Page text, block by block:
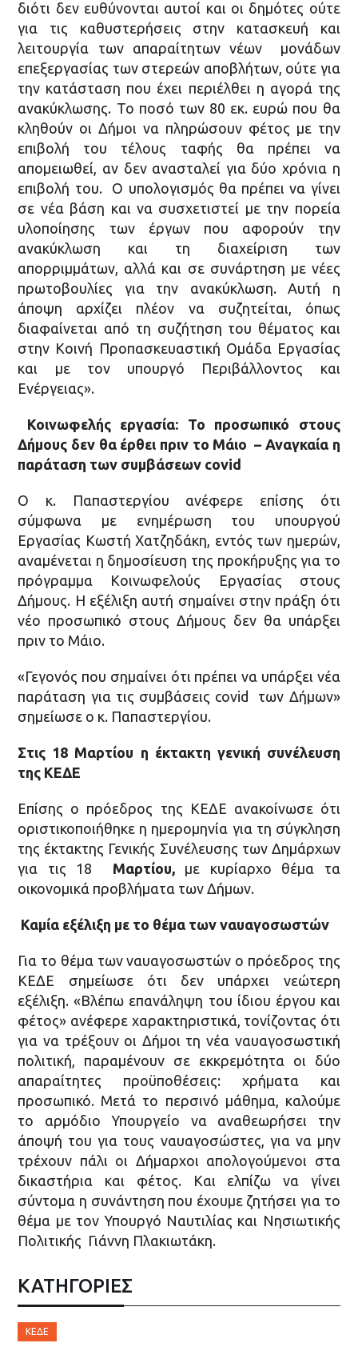
διότι δεν ευθύνονται αυτοί και οι δημότες ούτε
για τις καθυστερήσεις στην κατασκευή και
λειτουργία των απαραίτητων νέων μονάδων
επεξεργασίας των στερεών αποβλήτων, ούτε για
την κατάσταση που έχει περιέλθει η αγορά της
ανακύκλωσης. Το ποσό των 80 εκ. ευρώ που θα
κληθούν οι Δήμοι να πληρώσουν φέτος με την
επιβολή του τέλους ταφής θα πρέπει να
απομειωθεί, αν δεν ανασταλεί για δύο χρόνια η
επιβολή του. Ο υπολογισμός θα πρέπει να γίνει
σε νέα βάση και να συσχετιστεί με την πορεία
υλοποίησης των έργων που αφορούν την
ανακύκλωση και τη διαχείριση των
απορριμμάτων, αλλά και σε συνάρτηση με νέες
πρωτοβουλίες για την ανακύκλωση. Αυτή η
άποψη αρχίζει πλέον να συζητείται, όπως
διαφαίνεται από τη συζήτηση του θέματος και
στην Κοινή Προπασκευαστική Ομάδα Εργασίας
και με τον υπουργό Περιβάλλοντος και
Ενέργειας».
Κοινωφελής εργασία: Το προσωπικό στους
Δήμους δεν θα έρθει πριν το Μάιο – Αναγκαία η
παράταση των συμβάσεων covid
Ο κ. Παπαστεργίου ανέφερε επίσης ότι
σύμφωνα με ενημέρωση του υπουργού
Εργασίας Κωστή Χατζηδάκη, εντός των ημερών,
αναμένεται η δημοσίευση της προκήρυξης για το
πρόγραμμα Κοινωφελούς Εργασίας στους
Δήμους. Η εξέλιξη αυτή σημαίνει στην πράξη ότι
νέο προσωπικό στους Δήμους δεν θα υπάρξει
πριν το Μάιο.
«Γεγονός που σημαίνει ότι πρέπει να υπάρξει νέα
παράταση για τις συμβάσεις covid των Δήμων»
σημείωσε ο κ. Παπαστεργίου.
Στις 18 Μαρτίου η έκτακτη γενική συνέλευση
της ΚΕΔΕ
Επίσης ο πρόεδρος της ΚΕΔΕ ανακοίνωσε ότι
οριστικοποιήθηκε η ημερομηνία για τη σύγκληση
της έκτακτης Γενικής Συνέλευσης των Δημάρχων
για τις 18
Μαρτίου,με κυρίαρχο θέμα τα
οικονομικά προβλήματα των Δήμων.
Καμία εξέλιξη με το θέμα των ναυαγοσωστών
Για το θέμα των ναυαγοσωστών ο πρόεδρος της
ΚΕΔΕ σημείωσε ότι δεν υπάρχει νεώτερη
εξέλιξη. «Βλέπω επανάληψη του ίδιου έργου και
φέτος» ανέφερε χαρακτηριστικά, τονίζοντας ότι
για να τρέξουν οι Δήμοι τη νέα ναυαγοσωστική
πολιτική, παραμένουν σε εκκρεμότητα οι δύο
απαραίτητες προϋποθέσεις: χρήματα και
προσωπικό. Μετά το περσινό μάθημα, καλούμε
το αρμόδιο Υπουργείο να αναθεωρήσει την
άποψή του για τους ναυαγοσώστες, για να μην
τρέχουν πάλι οι Δήμαρχοι απολογούμενοι στα
δικαστήρια και φέτος. Και ελπίζω να γίνει
σύντομα η συνάντηση που έχουμε ζητήσει για το
θέμα με τον Υπουργό Ναυτιλίας και Νησιωτικής
Πολιτικής Γιάννη Πλακιωτάκη.
ΚΑΤΗΓΟΡΙΕΣ
ΚΕΔΕ